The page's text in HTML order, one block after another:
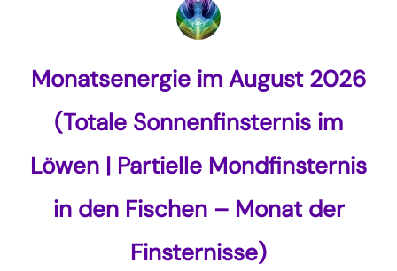
Monatsenergie im August 2026
(Totale Sonnenfinsternis im
Löwen | Partielle Mondfinsternis
in den Fischen – Monat der
Finsternisse)